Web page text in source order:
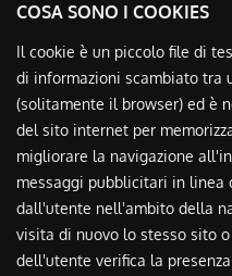
COSA SONO I COOKIES
Il cookie è un piccolo file di
di informazioni scambiato tra
(solitamente il browser) ed è
del sito internet per
migliorare la navigazione
messaggi pubblicitari in linea
dall'utente nell'ambito della
visita di nuovo lo stesso sito
dell'utente verifica la